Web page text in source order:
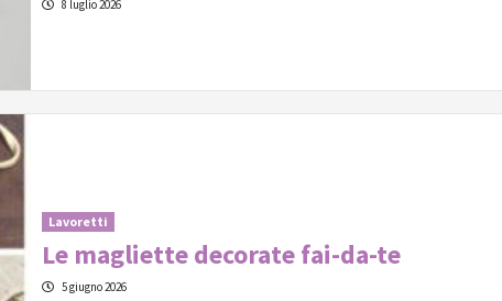
8 luglio 2026
Lavoretti
Le magliette decorate fai-da-te
5 giugno 2026